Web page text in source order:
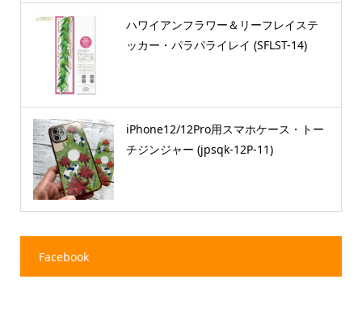
ハワイアンフラワー＆リーフレイステ
ッカー・パラパライレイ (SFLST-14)
iPhone12/12Pro用スマホケース・トー
チジンジャー (jpsqk-12P-11)
Facebook